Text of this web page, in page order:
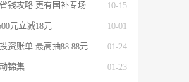
10-15
钱攻略 更有国补专场
10-01
元立减18元
01-24
账单 最高抽88.88元红包
01-23
锦集